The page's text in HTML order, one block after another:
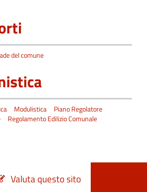
del comune
Modulistica
Piano Regolatore
Regolamento Edilizio Comunale
Valuta questo sito